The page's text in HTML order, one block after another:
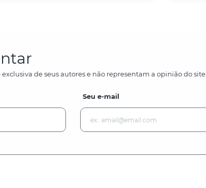
de seus autores e não representam a opinião do site.
Seu e-mail